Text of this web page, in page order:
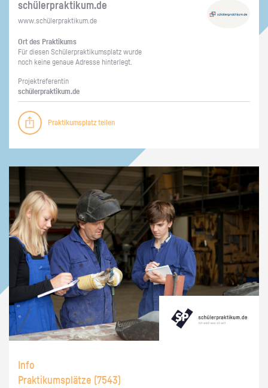
schü­ler­prak­ti­kum.de
www.​schüler​prak​tiku​m.​de
Ort des Prak­ti­kums
Für die­sen Schü­ler­prak­ti­kums­platz wurde
noch keine ge­naue Adres­se hin­ter­legt.
Pro­jekt­re­fe­ren­tin
schü­ler­prak­ti­kum.de
Praktikumsplatz teilen
Info
Praktikumsplätze ( 7543